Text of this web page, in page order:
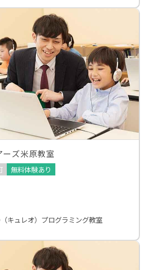
ズ米原教室
無料体験あり
キュレオ）プログラミング教室